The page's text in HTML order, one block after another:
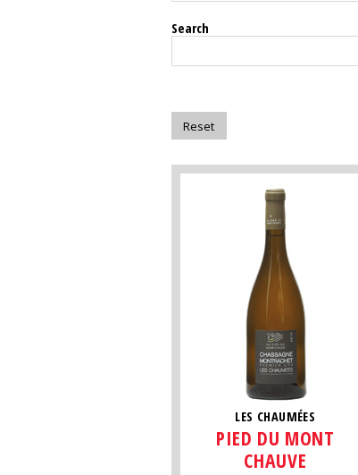
Search
LES CHAUMÉES
PIED DU MONT
CHAUVE